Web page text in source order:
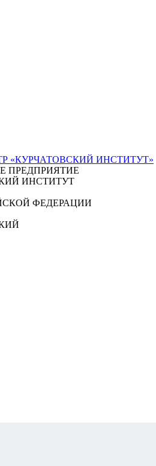
«КУРЧАТОВСКИЙ ИНСТИТУТ»
ПРЕДПРИЯТИЕ
ИНСТИТУТ
ФЕДЕРАЦИИ